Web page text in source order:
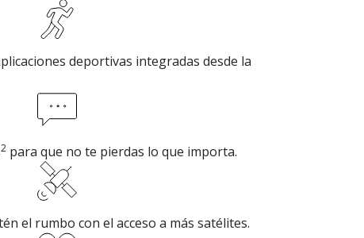
deportivas integradas desde la
2 para que no te pierdas lo que importa.
el rumbo con el acceso a más satélites.